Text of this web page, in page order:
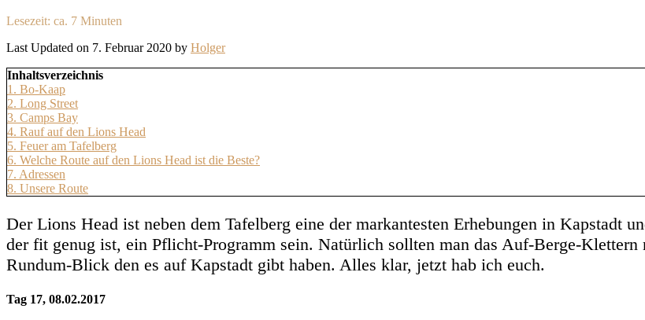
Lesezeit: ca. 7 Minuten
Last Updated on 7. Februar 2020 by Holger
Inhaltsverzeichnis
1. Bo-Kaap
2. Long Street
3. Camps Bay
4. Rauf auf den Lions Head
5. Feuer am Tafelberg
6. Welche Route auf den Lions Head ist die Beste?
7. Adressen
8. Unsere Route
Der Lions Head ist neben dem Tafelberg eine der markantesten Erhebungen in Kapstadt
der fit genug ist, ein Pflicht-Programm sein. Natürlich sollten man das Auf-Berge-Klettern
Rundum-Blick den es auf Kapstadt gibt haben. Alles klar, jetzt hab ich euch.
Tag 17, 08.02.2017